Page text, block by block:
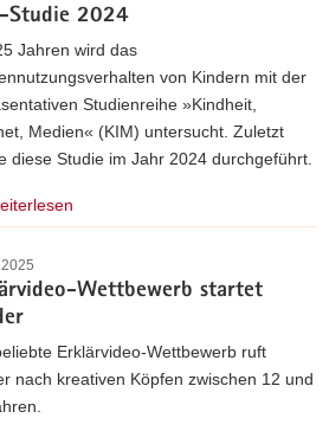
Studie 2024
Jahren wird das
von Kindern mit der
Studienreihe »Kindheit,
Medien« (KIM) untersucht. Zuletzt
diese Studie im Jahr 2024 durchgeführt.
Wettbewerb startet
Erklärvideo-Wettbewerb ruft
nach kreativen Köpfen zwischen 12 und